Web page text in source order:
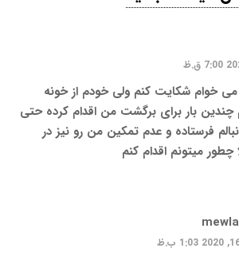
خوام شکایت کنم ولی خودم از خونه
بار برای برگشت من اقدام کرده حتی
فرستاده و عدم تمکین من رو نیز در
چطور میتونم اقدام کنم